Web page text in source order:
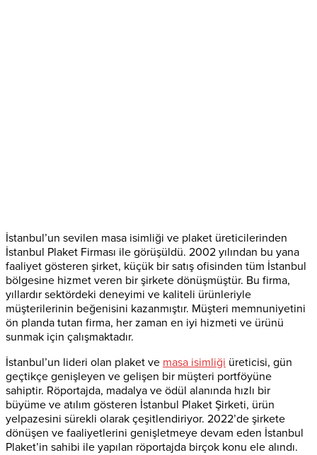
İstanbul’un sevilen masa isimliği ve plaket üreticilerinden
İstanbul Plaket Firması ile görüşüldü. 2002 yılından bu yana
faaliyet gösteren şirket, küçük bir satış ofisinden tüm İstanbul
bölgesine hizmet veren bir şirkete dönüşmüştür. Bu firma,
yıllardır sektördeki deneyimi ve kaliteli ürünleriyle
müşterilerinin beğenisini kazanmıştır. Müşteri memnuniyetini
ön planda tutan firma, her zaman en iyi hizmeti ve ürünü
sunmak için çalışmaktadır.
İstanbul’un lideri olan plaket ve masa isimliği üreticisi, gün
geçtikçe genişleyen ve gelişen bir müşteri portföyüne
sahiptir. Röportajda, madalya ve ödül alanında hızlı bir
büyüme ve atılım gösteren İstanbul Plaket Şirketi, ürün
yelpazesini sürekli olarak çeşitlendiriyor. 2022’de şirkete
dönüşen ve faaliyetlerini genişletmeye devam eden İstanbul
Plaket’in sahibi ile yapılan röportajda birçok konu ele alındı.